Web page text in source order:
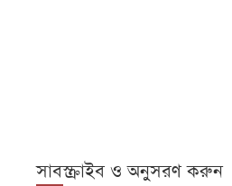
সাবস্ক্রাইব ও অনুসরণ করুন